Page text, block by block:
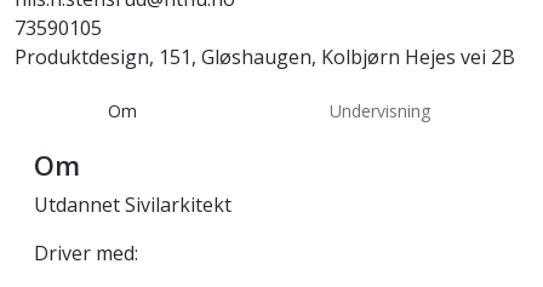
73590105
Produktdesign, 151, Gløshaugen, Kolbjørn Hejes vei 2B
Om Undervisning
Om
Utdannet Sivilarkitekt
Driver med: